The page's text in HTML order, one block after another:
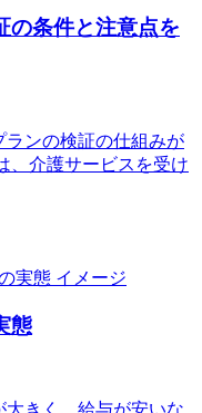
の条件と注意点を
ランの検証の仕組みが
、介護サービスを受け
態